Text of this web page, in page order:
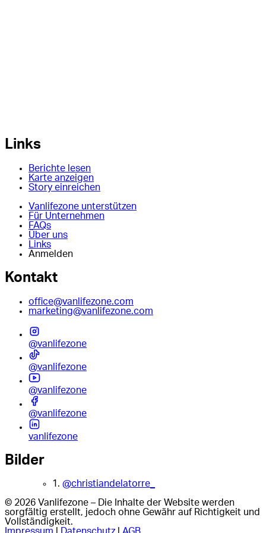
Links
Berichte lesen
Karte anzeigen
Story einreichen
Vanlifezone unterstützen
Für Unternehmen
FAQs
Über uns
Links
Anmelden
Kontakt
office@vanlifezone.com
marketing@vanlifezone.com
@vanlifezone
@vanlifezone
@vanlifezone
@vanlifezone
vanlifezone
Bilder
1. @christiandelatorre_
© 2026 Vanlifezone – Die Inhalte der Website werden
sorgfältig erstellt, jedoch ohne Gewähr auf Richtigkeit und
Vollständigkeit.